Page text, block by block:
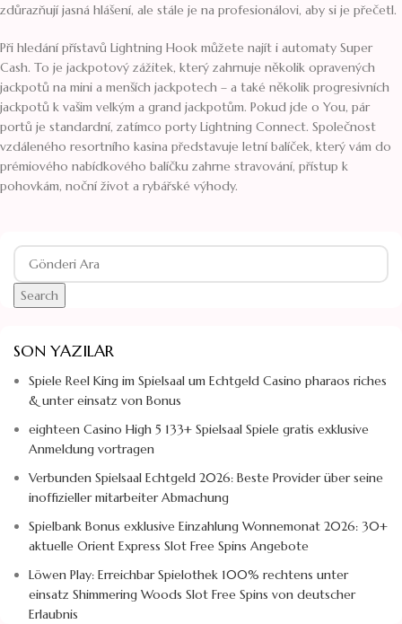
zdůrazňují jasná hlášení, ale stále je na profesionálovi, aby si je přečetl.
Při hledání přístavů Lightning Hook můžete najít i automaty Super
Cash. To je jackpotový zážitek, který zahrnuje několik opravených
jackpotů na mini a menších jackpotech – a také několik progresivních
jackpotů k vašim velkým a grand jackpotům. Pokud jde o You, pár
portů je standardní, zatímco porty Lightning Connect. Společnost
vzdáleného resortního kasina představuje letní balíček, který vám do
prémiového nabídkového balíčku zahrne stravování, přístup k
pohovkám, noční život a rybářské výhody.
Search
SON YAZILAR
Spiele Reel King im Spielsaal um Echtgeld Casino pharaos riches
& unter einsatz von Bonus
eighteen Casino High 5 133+ Spielsaal Spiele gratis exklusive
Anmeldung vortragen
Verbunden Spielsaal Echtgeld 2026: Beste Provider über seine
inoffizieller mitarbeiter Abmachung
Spielbank Bonus exklusive Einzahlung Wonnemonat 2026: 30+
aktuelle Orient Express Slot Free Spins Angebote
Löwen Play: Erreichbar Spielothek 100% rechtens unter
einsatz Shimmering Woods Slot Free Spins von deutscher
Erlaubnis